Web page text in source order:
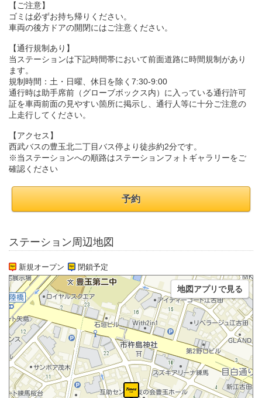
【ご注意】
ゴミは必ずお持ち帰りください。
車両の後方ドアの開閉にはご注意ください。
【通行規制あり】
当ステーションは下記時間帯において前面道路に時間規制があり
ます。
規制時間：土・日曜、休日を除く7:30-9:00
通行時は助手席前（グローブボックス内）に入っている通行許可
証を車両前面の見やすい箇所に掲示し、通行人等に十分ご注意の
上走行してください。
【アクセス】
西武バスの豊玉北二丁目バス停より徒歩約2分です。
※当ステーションへの順路はステーションフォトギャラリーをご
確認ください
予約
ステーション周辺地図
新規オープン 閉鎖予定
地図アプリで見る